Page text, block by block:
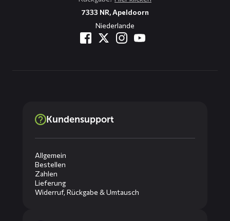
7333 NR, Apeldoorn
Niederlande
Kundensupport
Allgemein
Bestellen
Zahlen
Lieferung
Widerruf, Rückgabe & Umtausch